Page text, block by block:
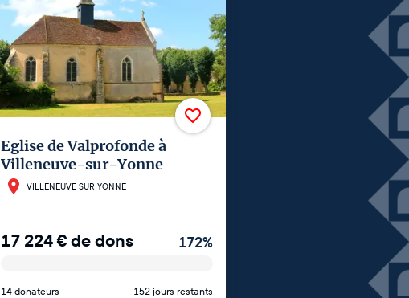
Eglise de Valprofonde à
Villeneuve-sur-Yonne
VILLENEUVE SUR YONNE
17 224€de dons 172%
14 donateurs 152 jours restants